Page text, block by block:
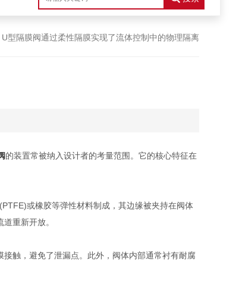
型隔膜阀通过柔性隔膜实现了流体控制中的物理隔离
的装置常被纳入设计者的考量范围。它的核心特征在
或橡胶等弹性材料制成，其边缘被夹持在阀体
重新开放。
触，避免了泄漏点。此外，阀体内部通常衬有耐腐